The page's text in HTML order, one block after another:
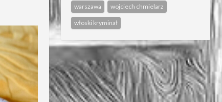
warszawa wojciech chmielarz
włoski kryminał